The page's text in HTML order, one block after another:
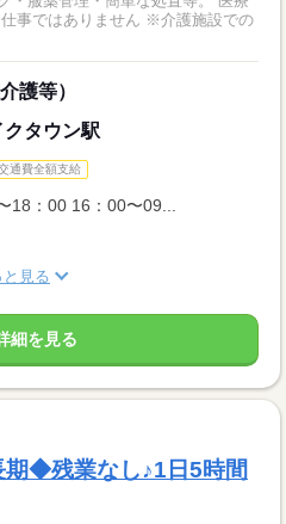
護等）
タウン駅
通費全額支給
18：00 16：00〜09...
と見る
細を見る
期◆残業なし♪1日5時間